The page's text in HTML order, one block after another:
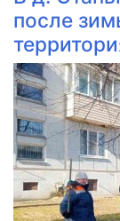
после